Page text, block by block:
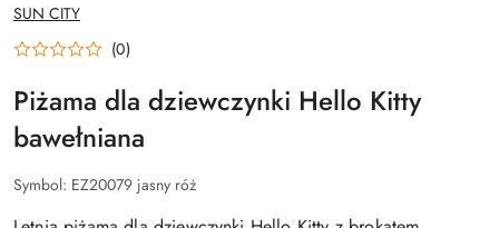
NAZWA
PRODUCENTA:
SUN CITY
(0)
Piżama dla dziewczynki Hello Kitty
bawełniana
Symbol: EZ20079 jasny róż